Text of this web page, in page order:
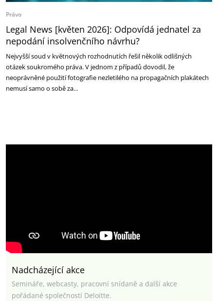
Právo
Legal News [květen 2026]: Odpovídá jednatel za
nepodání insolvenčního návrhu?
Nejvyšší soud v květnových rozhodnutích řešil několik odlišných
otázek soukromého práva. V jednom z případů dovodil, že
neoprávněné použití fotografie nezletilého na propagačních plakátech
nemusí samo o sobě za…
Nadcházející akce
Semináře, webcasty, pracovní snídaně a další akce
pořádané společností Deloitte.